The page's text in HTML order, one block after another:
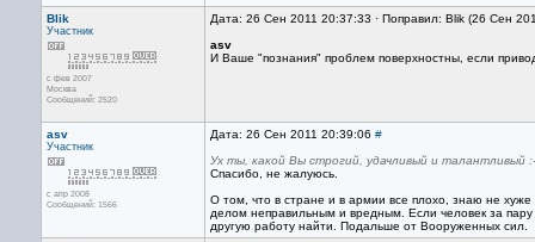
Blik
Участник
с фев 2007
Москва
Сообщений: 2520
Дата: 26 Сен 2011 20:37:33 · Поправил: Blik (26 Сен
asv
И Ваше "познания" проблем поверхностны, если
asv
Участник
с апр 2008
Сообщений: 1566
Дата: 26 Сен 2011 20:39:06 #
Ух ты, какой Вы строгий, удачливый и талантливый
Спасибо, не жалуюсь.
О том, что в стране и в армии все плохо, знаю не
делом неправильным и вредным. Если человек за
другую работу найти. Подальше от Вооруженных сил.